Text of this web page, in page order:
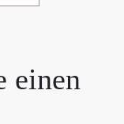
einen